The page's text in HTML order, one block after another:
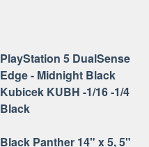
PlayStation 5 DualSense
Edge - Midnight Black
Kubicek KUBH -1/16 -1/4
Black
Black Panther 14" x 5, 5"